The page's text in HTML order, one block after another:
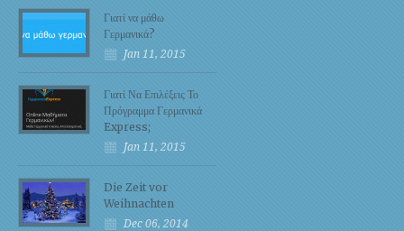
Γιατί να μάθω
Γερμανικά?
Jan 11, 2015
Γιατί Να Επιλέξεις Το
Πρόγραμμα Γερμανικά
Express;
Jan 11, 2015
Die Zeit vor
Weihnachten
Dec 06, 2014